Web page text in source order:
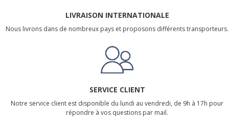
LIVRAISON INTERNATIONALE
Nous livrons dans de nombreux pays et proposons différents transporteurs.
SERVICE CLIENT
Notre service client est disponible du lundi au vendredi, de 9h à 17h pour
répondre à vos questions par mail.